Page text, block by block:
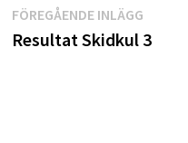
FÖREGÅENDE INLÄGG
inlägg:
Resultat Skidkul 3